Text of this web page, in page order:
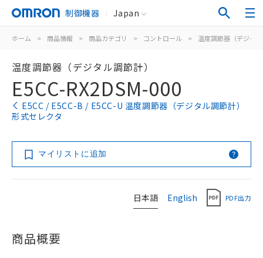
制御機器 Japan
ホーム > 商品情報 > 商品カテゴリ > コントロール > 温度調節器（デジタ
温度調節器（デジタル調節計）
E5CC-RX2DSM-000
E5CC / E5CC-B / E5CC-U 温度調節器（デジタル調節計）
形式セレクタ
マイリストに追加
日本語 English PDF出力
商品概要